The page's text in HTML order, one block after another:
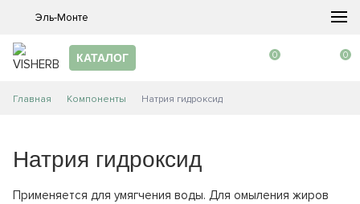
Эль-Монте
КАТАЛОГ 0 0
Главная Компоненты Натрия гидроксид
Натрия гидроксид
Применяется для умягчения воды. Для омыления жиров